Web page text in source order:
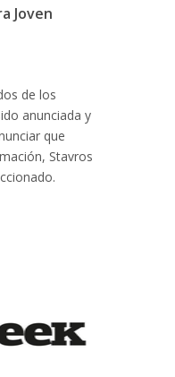
Joven
de los
anunciada y
que
Stavros